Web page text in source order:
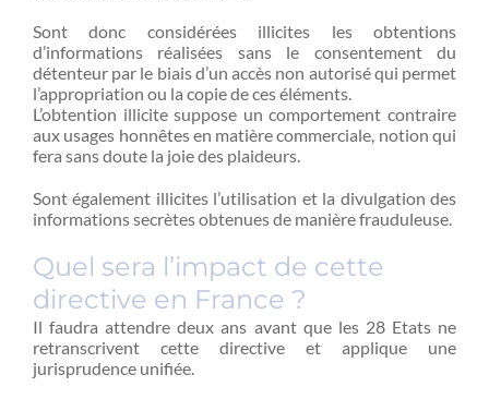
Sont donc considérées illicites les obtentions
d’informations réalisées sans le consentement du
détenteur par le biais d’un accès non autorisé qui permet
l’appropriation ou la copie de ces éléments.
L’obtention illicite suppose un comportement contraire
aux usages honnêtes en matière commerciale, notion qui
fera sans doute la joie des plaideurs.
Sont également illicites l’utilisation et la divulgation des
informations secrètes obtenues de manière frauduleuse.
Quel sera l’impact de cette
directive en France ?
Il faudra attendre deux ans avant que les 28 Etats ne
retranscrivent cette directive et applique une
jurisprudence unifiée.